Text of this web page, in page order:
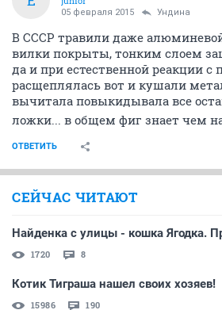
05 февраля 2015 Ундинa
В СССР травили даже
вилки покрыты, тонким слоем
да и при естественной реакции с
расщеплялась вот и кушали
вычитала повыкидывала все
ложки... в общем фиг знает чем
ОТВЕТИТЬ
СЕЙЧАС ЧИТАЮТ
Найденка с улицы - кошка Ягодка.
1720 8
Котик Тиграша нашел своих хозяев!
15986 190